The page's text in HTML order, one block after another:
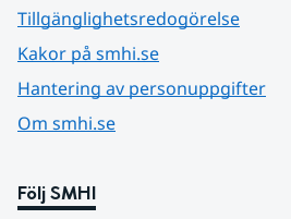
Tillgänglighetsredogörelse
Kakor på smhi.se
Hantering av personuppgifter
Om smhi.se
Följ SMHI